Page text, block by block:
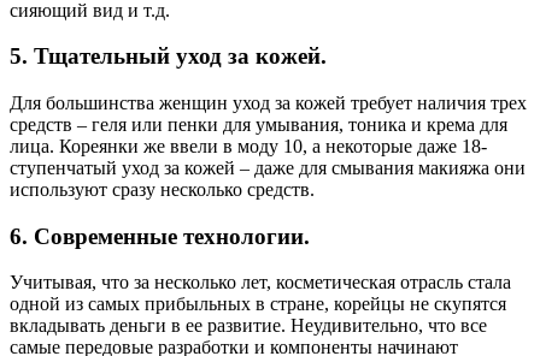
сияющий вид и т.д.
5. Тщательный уход за кожей.
Для большинства женщин уход за кожей требует наличия трех
средств – геля или пенки для умывания, тоника и крема для
лица. Кореянки же ввели в моду 10, а некоторые даже 18-
ступенчатый уход за кожей – даже для смывания макияжа они
используют сразу несколько средств.
6. Современные технологии.
Учитывая, что за несколько лет, косметическая отрасль стала
одной из самых прибыльных в стране, корейцы не скупятся
вкладывать деньги в ее развитие. Неудивительно, что все
самые передовые разработки и компоненты начинают